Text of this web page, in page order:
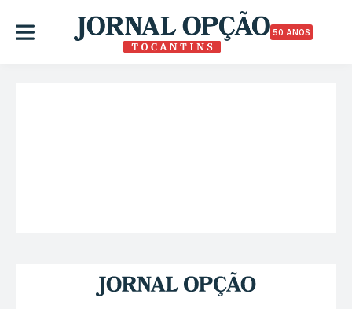
50 ANOS